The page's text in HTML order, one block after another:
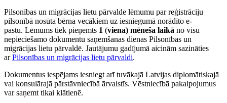
Pilsonības un migrācijas lietu pārvalde lēmumu par reģistrāciju
pilsonībā nosūta bērna vecākiem uz iesniegumā norādīto e-
pastu. Lēmums tiek pieņemts 1 (viena) mēneša laikā no visu
nepieciešamo dokumentu saņemšanas dienas Pilsonības un
migrācijas lietu pārvaldē. Jautājumu gadījumā aicinām sazināties
arPilsonības un migrācijas lietu pārvaldi.
Dokumentus iespējams iesniegt arī tuvākajā Latvijas diplomātiskajā
vai konsulārajā pārstāvniecībā ārvalstīs. Vēstniecībā pakalpojumus
var saņemt tikai klātienē.